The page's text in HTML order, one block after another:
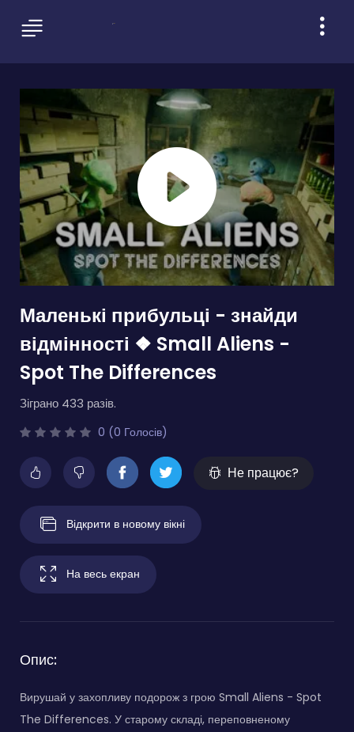
Маленькі прибульці - знайди
відмінності ❖ Small Aliens -
Spot The Differences
Зіграно 433 разів.
0 (0 Голосів)
Не працює?
Відкрити в новому вікні
На весь екран
Опис:
Вирушай у захопливу подорож з грою Small Aliens - Spot
The Differences. У старому складі, переповненому